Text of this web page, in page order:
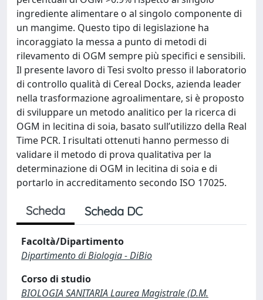
ingrediente alimentare o al singolo componente di
un mangime. Questo tipo di legislazione ha
incoraggiato la messa a punto di metodi di
rilevamento di OGM sempre più specifici e sensibili.
Il presente lavoro di Tesi svolto presso il laboratorio
di controllo qualità di Cereal Docks, azienda leader
nella trasformazione agroalimentare, si è proposto
di sviluppare un metodo analitico per la ricerca di
OGM in lecitina di soia, basato sull’utilizzo della Real
Time PCR. I risultati ottenuti hanno permesso di
validare il metodo di prova qualitativa per la
determinazione di OGM in lecitina di soia e di
portarlo in accreditamento secondo ISO 17025.
Scheda Scheda DC
Facoltà/Dipartimento
Dipartimento di Biologia - DiBio
Corso di studio
BIOLOGIA SANITARIA Laurea Magistrale (D.M.